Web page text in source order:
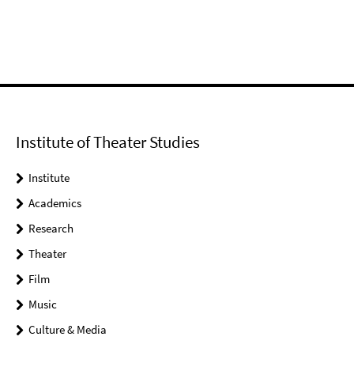
Institute of Theater Studies
Institute
Academics
Research
Theater
Film
Music
Culture & Media